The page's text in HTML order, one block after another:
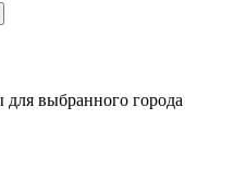
для выбранного города